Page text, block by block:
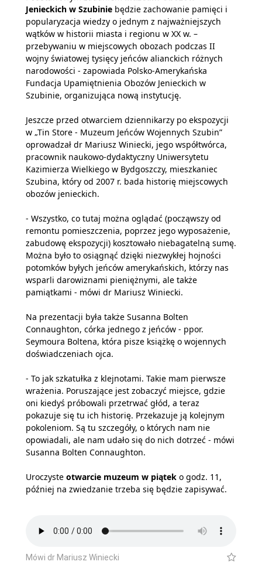
Jenieckich w Szubinie będzie zachowanie pamięci i
popularyzacja wiedzy o jednym z najważniejszych
wątków w historii miasta i regionu w XX w. –
przebywaniu w miejscowych obozach podczas II
wojny światowej tysięcy jeńców alianckich różnych
narodowości - zapowiada Polsko-Amerykańska
Fundacja Upamiętnienia Obozów Jenieckich w
Szubinie, organizująca nową instytucję.
Jeszcze przed otwarciem dziennikarzy po ekspozycji
w „Tin Store - Muzeum Jeńców Wojennych Szubin”
oprowadzał dr Mariusz Winiecki, jego współtwórca,
pracownik naukowo-dydaktyczny Uniwersytetu
Kazimierza Wielkiego w Bydgoszczy, mieszkaniec
Szubina, który od 2007 r. bada historię miejscowych
obozów jenieckich.
- Wszystko, co tutaj można oglądać (począwszy od
remontu pomieszczenia, poprzez jego wyposażenie,
zabudowę ekspozycji) kosztowało niebagatelną sumę.
Można było to osiągnąć dzięki niezwykłej hojności
potomków byłych jeńców amerykańskich, którzy nas
wsparli darowiznami pieniężnymi, ale także
pamiątkami - mówi dr Mariusz Winiecki.
Na prezentacji była także Susanna Bolten
Connaughton, córka jednego z jeńców - ppor.
Seymoura Boltena, która pisze książkę o wojennych
doświadczeniach ojca.
- To jak szkatułka z klejnotami. Takie mam pierwsze
wrażenia. Poruszające jest zobaczyć miejsce, gdzie
oni kiedyś próbowali przetrwać głód, a teraz
pokazuje się tu ich historię. Przekazuje ją kolejnym
pokoleniom. Są tu szczegóły, o których nam nie
opowiadali, ale nam udało się do nich dotrzeć - mówi
Susanna Bolten Connaughton.
Uroczyste otwarcie muzeum w piątek o godz. 11,
później na zwiedzanie trzeba się będzie zapisywać.
Mówi dr Mariusz Winiecki